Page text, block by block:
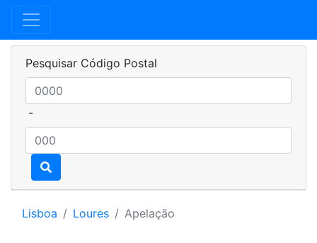
Pesquisar Código Postal
-
Lisboa Loures Apelação